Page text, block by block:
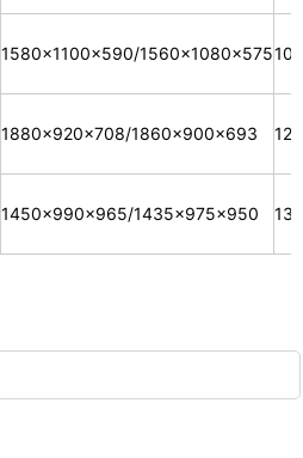
1580×1100×590/1560×1080×575
1880×920×708/1860×900×693
1450×990×965/1435×975×950